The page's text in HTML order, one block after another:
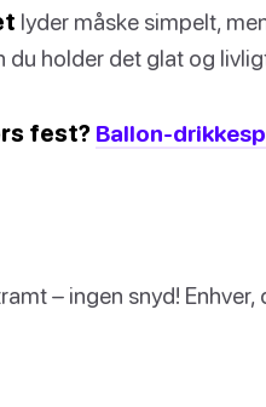
lyder måske simpelt,
du holder det glat og
fest? Ballon-
– ingen snyd!